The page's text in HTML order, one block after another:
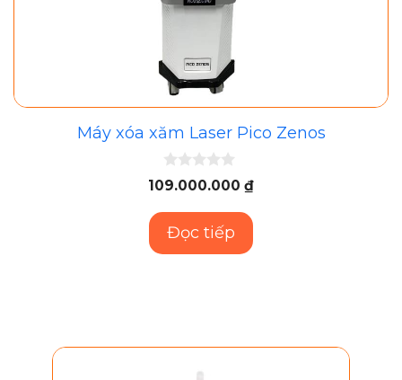
Máy xóa xăm Laser Pico Zenos
0
n
à
109.000.000 ₫
Đọc tiếp